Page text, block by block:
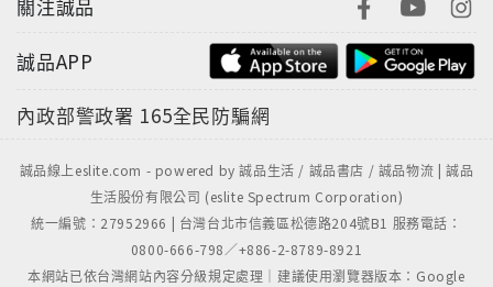
關注誠品
誠品APP
內政部警政署 165全民防騙網
誠品線上eslite.com - powered by 誠品生活 / 誠品書店 / 誠品物流 | 誠品
生活股份有限公司 (eslite Spectrum Corporation)
統一編號：27952966 | 台灣台北市信義區松德路204號B1 服務電話：
0800-666-798／+886-2-8789-8921
本網站已依台灣網站內容分級規定處理｜建議使用瀏覽器版本：Google